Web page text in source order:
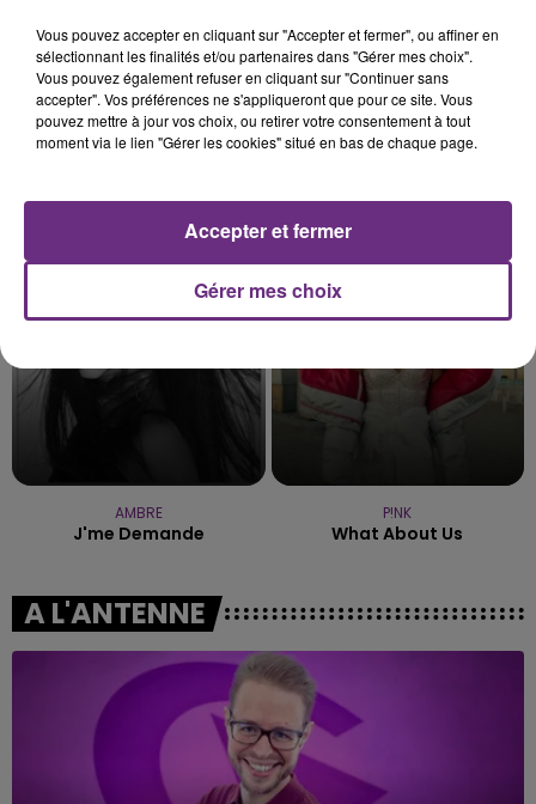
7 août 2026
LE MAGASIN JOUÉCLUB DE REIMS FERME
SES PORTES
C'était l'une des institutions du centre-ville
rémois. Le magasin JouéClub est contraint de
TITRES DIFFUSÉS
0h34
0h34
AMBRE
J'me Demande
0h30
0h30
P!NK
What About Us
A L'ANTENNE
Vous pouvez accepter en cliquant sur "Accepter et fermer", ou affiner en
sélectionnant les finalités et/ou partenaires dans "Gérer mes choix".
Vous pouvez également refuser en cliquant sur "Continuer sans
accepter". Vos préférences ne s'appliqueront que pour ce site. Vous
pouvez mettre à jour vos choix, ou retirer votre consentement à tout
moment via le lien "Gérer les cookies" situé en bas de chaque page.
Gérer mes choix
Accepter et fermer